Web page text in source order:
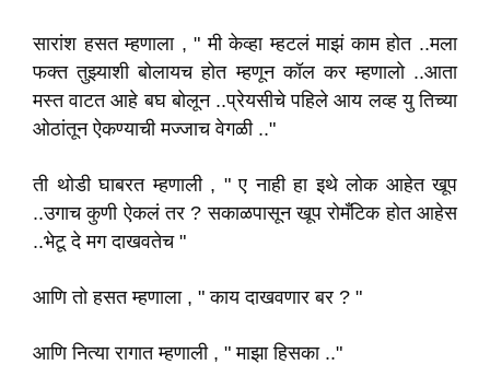
सारांश हसत म्हणाला , " मी केव्हा म्हटलं माझं काम होत ..मला
फक्त तुझ्याशी बोलायच होत म्हणून कॉल कर म्हणालो ..आता
मस्त वाटत आहे बघ बोलून ..प्रेयसीचे पहिले आय लव्ह यु तिच्या
ओठांतून ऐकण्याची मज्जाच वेगळी .."
ती थोडी घाबरत म्हणाली , " ए नाही हा इथे लोक आहेत खूप
..उगाच कुणी ऐकलं तर ? सकाळपासून खूप रोमँटिक होत आहेस
..भेटू दे मग दाखवतेच "
आणि तो हसत म्हणाला , " काय दाखवणार बर ? "
आणि नित्या रागात म्हणाली , " माझा हिसका .."